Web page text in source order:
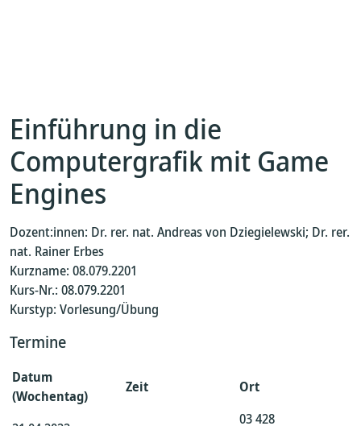
Einführung in die
Computergrafik mit Game
Engines
Dozent:innen: Dr. rer. nat. Andreas von Dziegielewski; Dr. rer.
nat. Rainer Erbes
Kurzname: 08.079.2201
Kurs-Nr.: 08.079.2201
Kurstyp: Vorlesung/Übung
Termine
Datum
(Wochentag)
Zeit Ort
03 428